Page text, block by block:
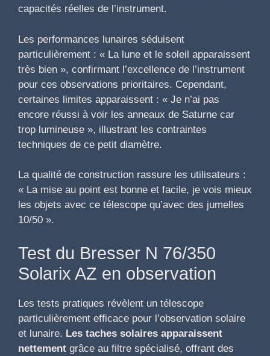
capacités réelles de l’instrument.
Les performances lunaires séduisent
particulièrement : « La lune et le soleil apparaissent
très bien », confirmant l’excellence de l’instrument
pour ces observations prioritaires. Cependant,
certaines limites apparaissent : « Je n’ai pas
encore réussi à voir les anneaux de Saturne car
trop lumineuse », illustrant les contraintes
techniques de ce petit diamètre.
La qualité de construction rassure les utilisateurs :
« La mise au point est bonne et facile, je vois mieux
les objets avec ce télescope qu’avec des jumelles
10/50 ».
Test du Bresser N 76/350
Solarix AZ en observation
Les tests pratiques révèlent un télescope
particulièrement efficace pour l’observation solaire
et lunaire. Les taches solaires apparaissent
nettement grâce au filtre spécialisé, offrant des